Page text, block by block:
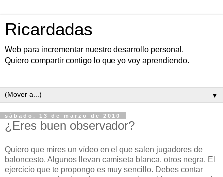
Ricardadas
Web para incrementar nuestro desarrollo personal.
Quiero compartir contigo lo que yo voy aprendiendo.
▼
sábado, 13 de marzo de 2010
¿Eres buen observador?
Quiero que mires un vídeo en el que salen jugadores de
baloncesto. Algunos llevan camiseta blanca, otros negra. El
ejercicio que te propongo es muy sencillo. Debes contar